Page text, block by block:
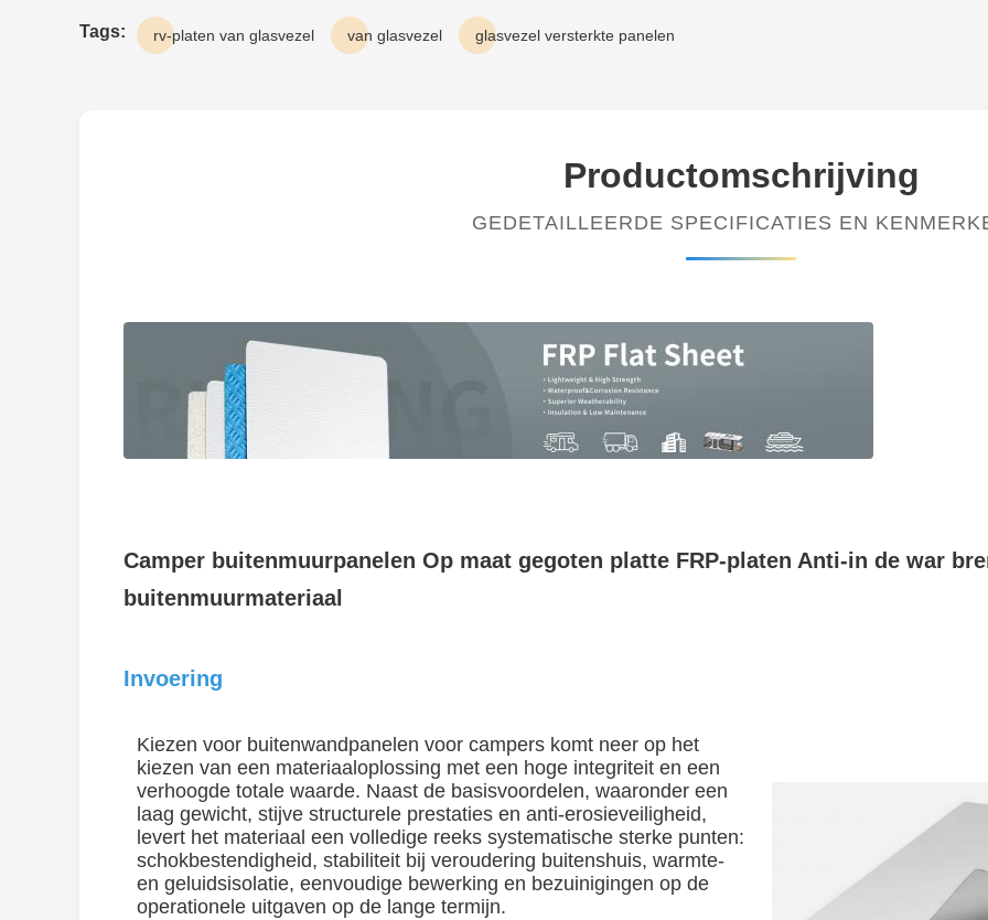
Tags: rv-platen van glasvezel van glasvezel glasvezel versterkte panelen
Productomschrijving
GEDETAILLEERDE SPECIFICATIES EN
Camper buitenmuurpanelen Op maat gegoten platte FRP-platen Anti-in de war
buitenmuurmateriaal
Invoering
Kiezen voor buitenwandpanelen voor campers komt neer op het
kiezen van een materiaaloplossing met een hoge integriteit en een
verhoogde totale waarde. Naast de basisvoordelen, waaronder een
laag gewicht, stijve structurele prestaties en anti-erosieveiligheid,
levert het materiaal een volledige reeks systematische sterke punten:
schokbestendigheid, stabiliteit bij veroudering buitenshuis, warmte-
en geluidsisolatie, eenvoudige bewerking en bezuinigingen op de
operationele uitgaven op de lange termijn.